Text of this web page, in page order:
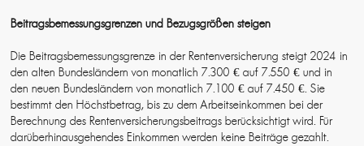
Beitragsbemessungsgrenzen und Bezugsgrößen steigen
Die Beitragsbemessungsgrenze in der Rentenversicherung steigt 2024 in
den alten Bundesländern von monatlich 7.300 € auf 7.550 € und in
den neuen Bundesländern von monatlich 7.100 € auf 7.450 €. Sie
bestimmt den Höchstbetrag, bis zu dem Arbeitseinkommen bei der
Berechnung des Rentenversicherungsbeitrags berücksichtigt wird. Für
darüberhinausgehendes Einkommen werden keine Beiträge gezahlt.